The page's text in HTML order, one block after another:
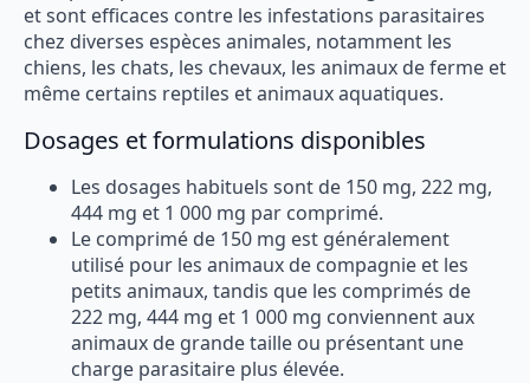
et sont efficaces contre les infestations parasitaires
chez diverses espèces animales, notamment les
chiens, les chats, les chevaux, les animaux de ferme et
même certains reptiles et animaux aquatiques.
Dosages et formulations disponibles
Les dosages habituels sont de 150 mg, 222 mg,
444 mg et 1 000 mg par comprimé.
Le comprimé de 150 mg est généralement
utilisé pour les animaux de compagnie et les
petits animaux, tandis que les comprimés de
222 mg, 444 mg et 1 000 mg conviennent aux
animaux de grande taille ou présentant une
charge parasitaire plus élevée.